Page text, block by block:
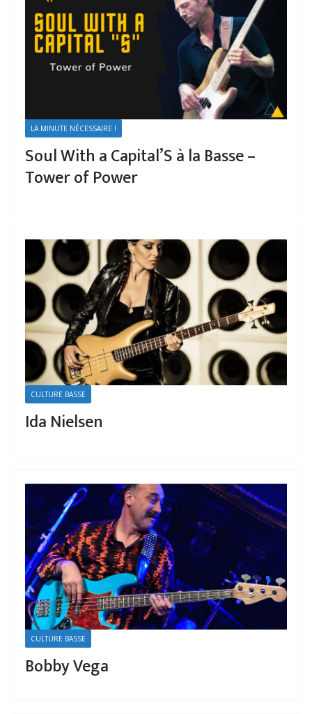
LA MINUTE NÉCESSAIRE !
Soul With a Capital’S à la Basse –
Tower of Power
CULTURE BASSE
Ida Nielsen
CULTURE BASSE
Bobby Vega